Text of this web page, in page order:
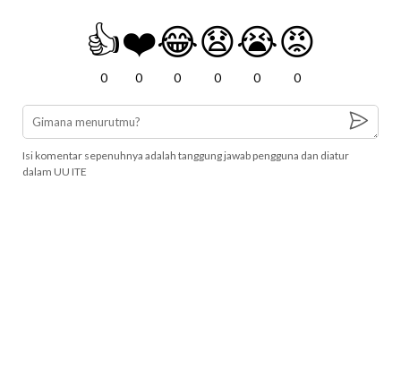
👍
0
❤️
0
😂
0
😧
0
😭
0
😡
0
Isi komentar sepenuhnya adalah tanggung jawab pengguna dan diatur
dalam UU ITE